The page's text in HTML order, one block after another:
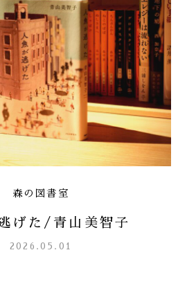
森の図書室
げた/青山美智子
2026.05.01